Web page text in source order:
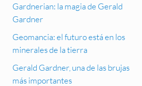
Gardnerian: la magia de Gerald
Gardner
Geomancia: el futuro está en los
minerales de la tierra
Gerald Gardner, una de las brujas
más importantes